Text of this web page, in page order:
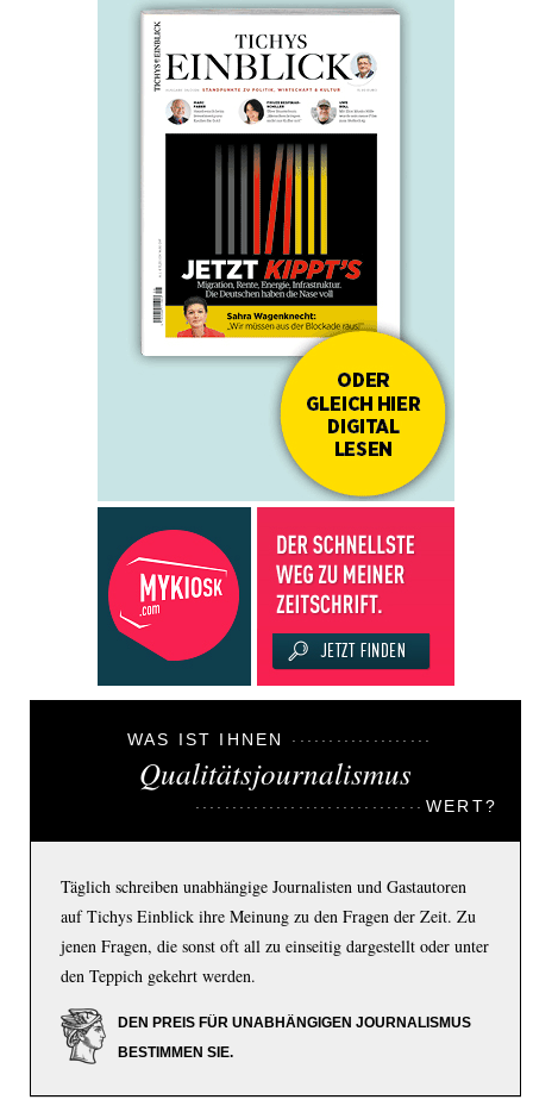
WAS IST IHNEN
Qualitätsjournalismus
WERT?
Täglich schreiben unabhängige Journalisten und Gastautoren
auf Tichys Einblick ihre Meinung zu den Fragen der Zeit. Zu
jenen Fragen, die sonst oft all zu einseitig dargestellt oder unter
den Teppich gekehrt werden.
DEN PREIS FÜR UNABHÄNGIGEN JOURNALISMUS
BESTIMMEN SIE.